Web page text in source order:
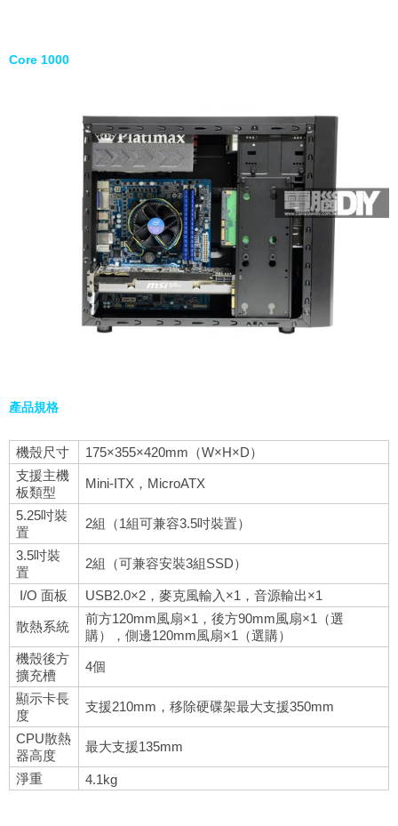
Core 1000
產品規格
機殼尺寸
175×355×420mm（W×H×D）
支援主機
板類型
Mini-ITX，MicroATX
5.25吋裝
置
2組（1組可兼容3.5吋裝置）
3.5吋裝
置
2組（可兼容安裝3組SSD）
I/O 面板 USB2.0×2，麥克風輸入×1，音源輸出×1
散熱系統
前方120mm風扇×1，後方90mm風扇×1（選
購），側邊120mm風扇×1（選購）
機殼後方
擴充槽
4個
顯示卡長
度
支援210mm，移除硬碟架最大支援350mm
CPU散熱
器高度
最大支援135mm
淨重 4.1kg